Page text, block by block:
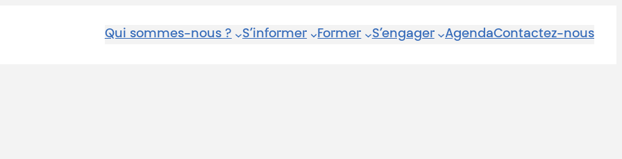
Qui sommes-nous ? S’informer Former S’engager AgendaContactez-nous